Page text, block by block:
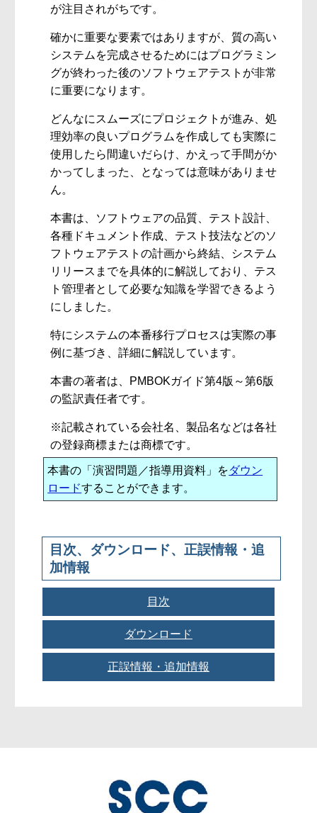
が注目されがちです。
確かに重要な要素ではありますが、質の高い
システムを完成させるためにはプログラミン
グが終わった後のソフトウェアテストが非常
に重要になります。
どんなにスムーズにプロジェクトが進み、処
理効率の良いプログラムを作成しても実際に
使用したら間違いだらけ、かえって手間がか
かってしまった、となっては意味がありませ
ん。
本書は、ソフトウェアの品質、テスト設計、
各種ドキュメント作成、テスト技法などのソ
フトウェアテストの計画から終結、システム
リリースまでを具体的に解説しており、テス
ト管理者として必要な知識を学習できるよう
にしました。
特にシステムの本番移行プロセスは実際の事
例に基づき、詳細に解説しています。
本書の著者は、PMBOKガイド第4版～第6版
の監訳責任者です。
※記載されている会社名、製品名などは各社
の登録商標または商標です。
本書の「演習問題／指導用資料」をダウン
ロードすることができます。
目次、ダウンロード、正誤情報・追
加情報
目次
第1章 ソフトウェア品質について
1.2.2 IEEEによる定義
1.2.3 ユーザー視点の品質
ダウンロード
●「演習問題／指導用資料」のダウンロ
ダウンロード後にzipファイルを展開し
正誤情報・追加情報